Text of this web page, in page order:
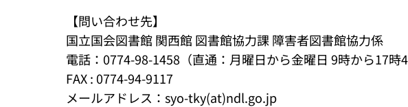
【問い合わせ先】
国立国会図書館 関西館 図書館協力課 障害者図書館協力係
電話：0774-98-1458（直通：月曜日から金曜日 9時から17時
FAX : 0774-94-9117
メールアドレス：syo-tky(at)ndl.go.jp